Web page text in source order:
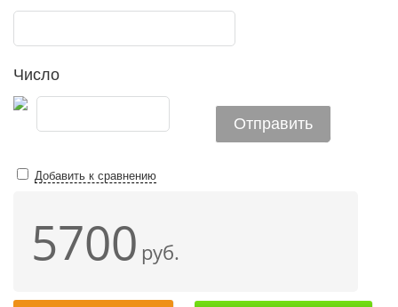
Число
Добавить к сравнению
5700 руб.